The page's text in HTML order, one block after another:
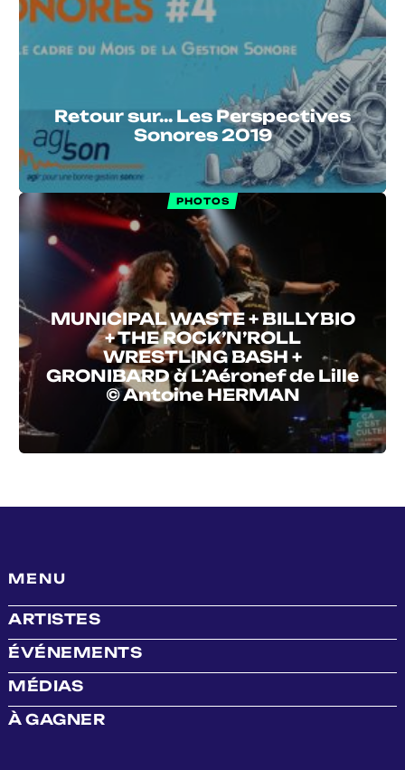
Retour sur… Les Perspectives
Sonores 2019
PHOTOS
MUNICIPAL WASTE + BILLYBIO
+ THE ROCK’N’ROLL
WRESTLING BASH +
GRONIBARD à L’Aéronef de Lille
© Antoine HERMAN
MENU
ARTISTES
ÉVÉNEMENTS
MÉDIAS
À GAGNER